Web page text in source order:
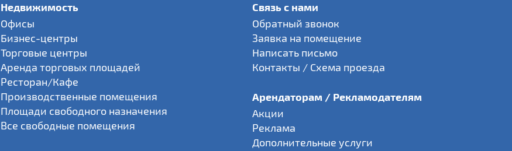
Недвижимость
Офисы
Бизнес-центры
Торговые центры
Аренда торговых площадей
Ресторан/Кафе
Производственные помещения
Площади свободного назначения
Все свободные помещения
Связь с нами
Обратный звонок
Заявка на помещение
Написать письмо
Контакты / Схема проезда
Арендаторам / Рекламодателям
Акции
Реклама
Дополнительные услуги